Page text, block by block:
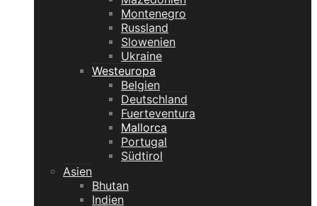
Montenegro
Russland
Slowenien
Ukraine
Westeuropa
Belgien
Deutschland
Fuerteventura
Mallorca
Portugal
Südtirol
Asien
Bhutan
Indien